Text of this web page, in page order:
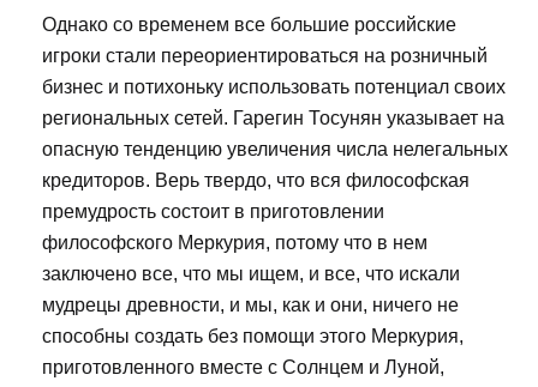
Однако со временем все большие российские
игроки стали переориентироваться на розничный
бизнес и потихоньку использовать потенциал своих
региональных сетей. Гарегин Тосунян указывает на
опасную тенденцию увеличения числа нелегальных
кредиторов. Верь твердо, что вся философская
премудрость состоит в приготовлении
философского Меркурия, потому что в нем
заключено все, что мы ищем, и все, что искали
мудрецы древности, и мы, как и они, ничего не
способны создать без помощи этого Меркурия,
приготовленного вместе с Солнцем и Луной,